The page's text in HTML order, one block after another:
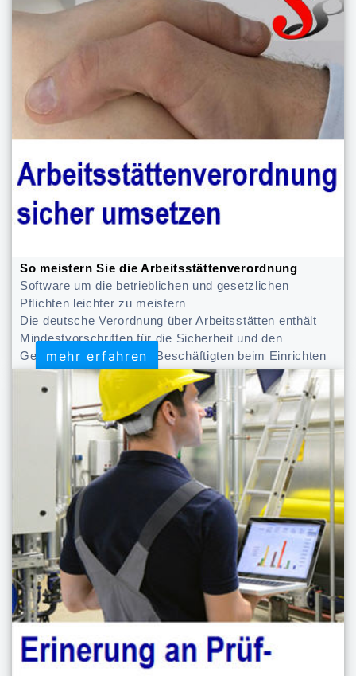
So meistern Sie die Arbeitsstättenverordnung
Software um die betrieblichen und gesetzlichen
Pflichten leichter zu meistern
Die deutsche Verordnung über Arbeitsstätten enthält
Mindestvorschriften für die Sicherheit und den
Gesundheitsschutz der Beschäftigten beim Einrichten
und Betreiben von Arbeitsstätten
mehr erfahren
mehr erfahren